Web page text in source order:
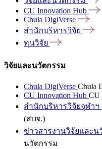
CU Innovation Hub
Chula DigiVerse
สำนักบริหารวิจัย
ทุนวิจัย
วิจัยและนวัตกรรม
Chula DigiVerse Chula
CU Innovation Hub CU
สำนักบริหารวิจัยจุฬาฯ
(สบจ.)
ข่าวสารงานวิจัยและน
นวัตกรรม